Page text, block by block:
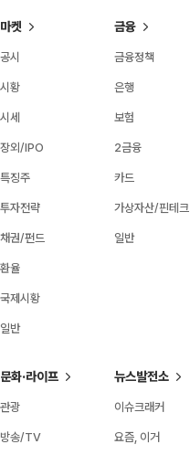
마켓
공시
시황
시세
장외/IPO
특징주
투자전략
채권/펀드
환율
국제시황
일반
금융
금융정책
은행
보험
2금융
카드
가상자산/핀테크
일반
문화·라이프
관광
방송/TV
뉴스발전소
이슈크래커
요즘, 이거